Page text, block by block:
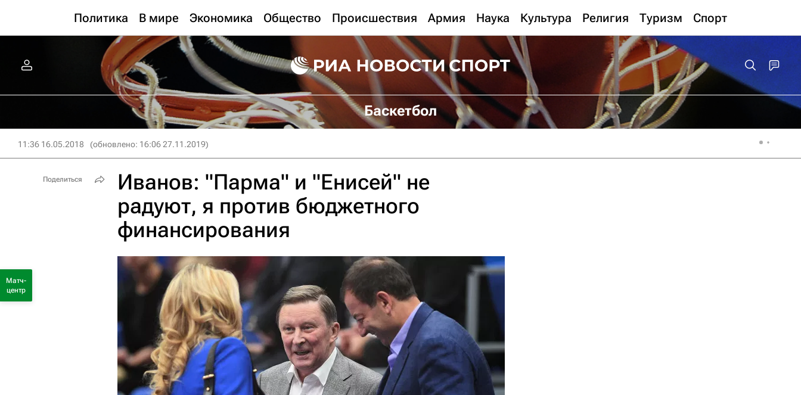
Политика В мире Экономика Общество Происшествия Армия Наука Культура Религия Туризм Спорт
Баскетбол
11:36 16.05.2018 (обновлено: 16:06 27.11.2019)
Иванов: "Парма" и "Енисей" не
радуют, я против бюджетного
финансирования
Поделиться
Матч-
центр